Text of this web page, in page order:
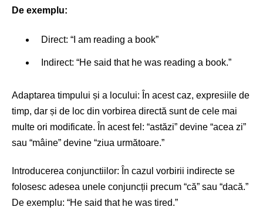
De exemplu:
Direct: “I am reading a book”
Indirect: “He said that he was reading a book.”
Adaptarea timpului și a locului: În acest caz, expresiile de
timp, dar și de loc din vorbirea directă sunt de cele mai
multe ori modificate. În acest fel: “astăzi” devine “acea zi”
sau “mâine” devine “ziua următoare.”
Introducerea conjunctiilor: În cazul vorbirii indirecte se
folosesc adesea unele conjuncții precum “că” sau “dacă.”
De exemplu: “He said that he was tired.”